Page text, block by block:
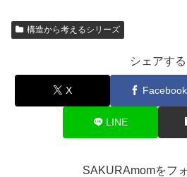
構造から考えるシリーズ
シェアする
X Facebook
LINE
SAKURAmomをフ